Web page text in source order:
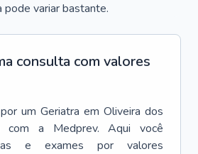
variar bastante.
consulta com valores
um Geriatra em Oliveira dos
com a Medprev. Aqui você
e exames por valores